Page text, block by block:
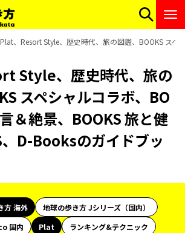
Plat、Resort Style、歴史時代、旅の図鑑、BOOKS スペ
Style、歴史時代、旅の
スペシャルコラボ、BO
＆絶景、BOOKS 旅と健
D-Booksのガイドブッ
方 海外
地球の歩き方 Jシリーズ（国内）
国内 Plat
ランキング&テクニック